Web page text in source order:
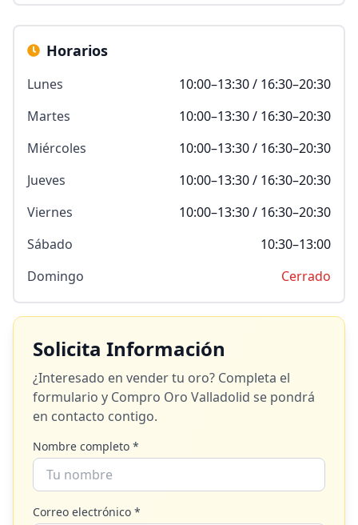
Horarios
Lunes
10:00–13:30 / 16:30–20:30
Martes
10:00–13:30 / 16:30–20:30
Miércoles
10:00–13:30 / 16:30–20:30
Jueves
10:00–13:30 / 16:30–20:30
Viernes
10:00–13:30 / 16:30–20:30
Sábado
10:30–13:00
Domingo
Cerrado
Solicita Información
¿Interesado en vender tu oro? Completa el
formulario y Compro Oro Valladolid se pondrá
en contacto contigo.
Nombre completo *
Correo electrónico *